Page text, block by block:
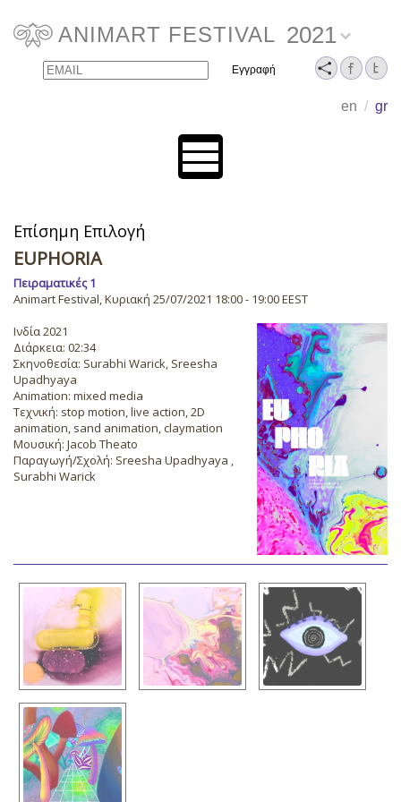
ANIMART FESTIVAL 2021
en / gr
Email Name
Επίσημη Επιλογή
EUPHORIA
Πειραματικές 1
Animart Festival, Κυριακή 25/07/2021 18:00 - 19:00 EEST
Ινδία 2021
Διάρκεια: 02:34
Σκηνοθεσία: Surabhi Warick, Sreesha
Upadhyaya
Animation: mixed media
Τεχνική: stop motion, live action, 2D
animation, sand animation, claymation
Μουσική: Jacob Theato
Παραγωγή/Σχολή: Sreesha Upadhyaya ,
Surabhi Warick